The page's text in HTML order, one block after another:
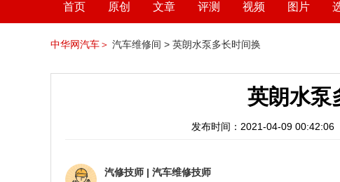
首页 原创 文章 评测 视频 图片
中华网汽车＞ 汽车维修间 > 英朗水泵多长时间换
英朗水泵
发布时间：2021-04-09 00:42:06
汽修技师 | 汽车维修技师